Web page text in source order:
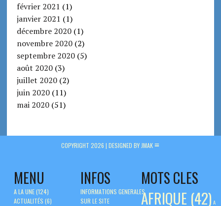
février 2021 (1)
janvier 2021 (1)
décembre 2020(1)
novembre 2020(2)
septembre 2020(5)
août 2020(3)
juillet 2020(2)
juin 2020(11)
mai 2020(51)
COPYRIGHT 2026 | DESIGNED BY JMAK
MENU
A LA UNE(124)
ACTUALITÉS (6)
MOTS CLES
AFRIQUE (42) A
INFOS
INFORMATIONS GENERALES
SUR LE SITE